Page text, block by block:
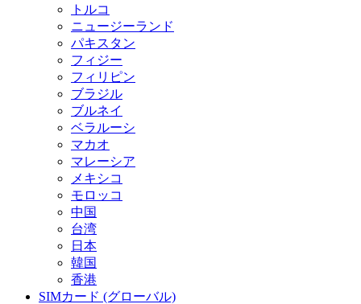
トルコ
ニュージーランド
パキスタン
フィジー
フィリピン
ブラジル
ブルネイ
ベラルーシ
マカオ
マレーシア
メキシコ
モロッコ
中国
台湾
日本
韓国
香港
SIMカード (グローバル)